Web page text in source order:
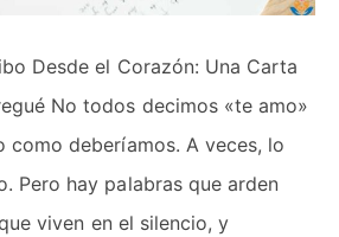
Desde el Corazón: Una Carta
No todos decimos «te amo»
como deberíamos. A veces, lo
Pero hay palabras que arden
viven en el silencio, y